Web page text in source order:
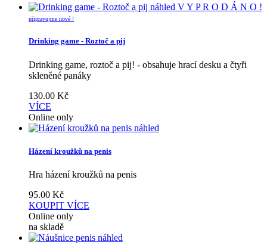
náhled V Y P R O D Á N O !
připravujme nové !
Drinking game - Roztoč a pij
Drinking game, roztoč a pij! - obsahuje hrací desku a čtyři
skleněné panáky
130.00 Kč
VÍCE
Online only
náhled
Házení kroužků na penis
Hra házení kroužků na penis
95.00 Kč
KOUPIT VÍCE
Online only
na skladě
náhled